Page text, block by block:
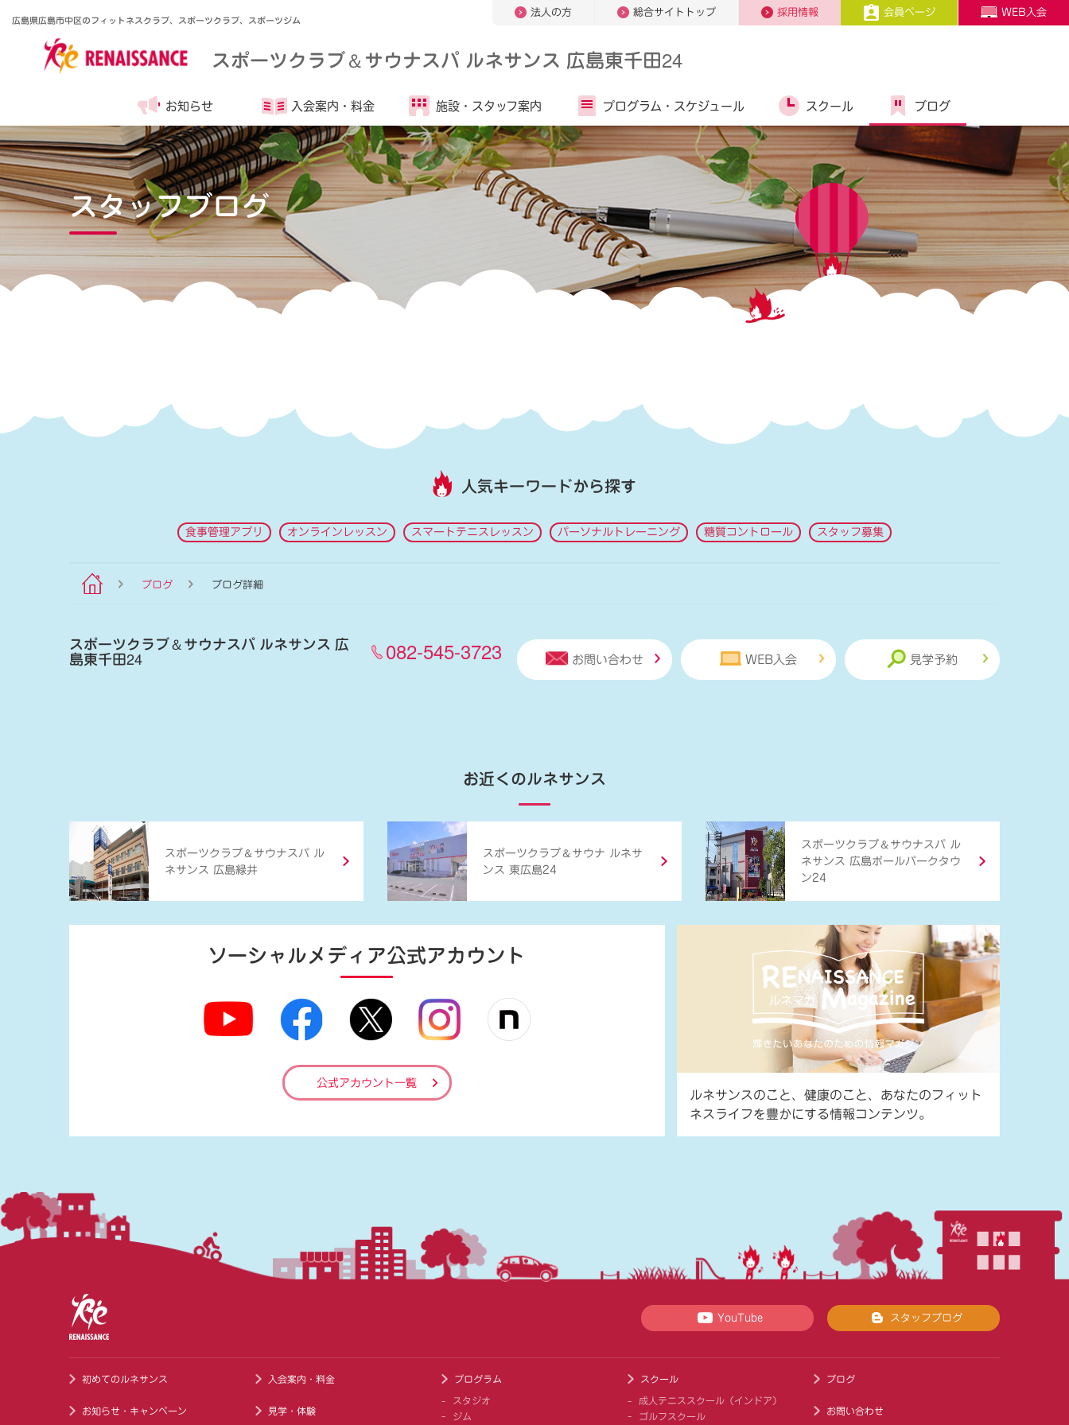
広島県広島市中区のフィットネスクラブ、スポーツクラブ、スポーツジム
法人の方 総合サイトトップ 採用情報 会員ページ WEB入会
スポーツクラブ＆サウナスパ ルネサンス 広島東千田24
お知らせ 入会案内・ 料金 施設・ スタッフ案内 プログラム・ スケジュール スクール ブログ
スタッフブログ
人気キーワードから探す
食事管理アプリ オンラインレッスン スマートテニスレッスン パーソナルトレーニング 糖質コントロール スタッフ募集
ブログ ブログ詳細
スポーツクラブ＆サウナスパ ルネサンス 広
島東千田24 082-545-3723 お問い合わせ WEB入会 見学予約
お近くのルネサンス
スポーツクラブ ＆ サウナスパ ル
ネサンス 広島緑井
スポーツクラブ ＆ サウナ ルネサ
ンス 東広島24
スポーツクラブ ＆ サウナスパ ル
ネサンス 広島ボールパークタウ
ン24
ソーシャルメディア公式アカウント
公式アカウント一覧
ルネサンスのこと、健康のこと、あなたのフィット
ネスライフを豊かにする情報コンテンツ。
YouTube スタッフブログ
初めてのルネサンス
お知らせ・キャンペーン
入会案内・料金
見学・体験
プログラム
スタジオ
ジム
スクール
成人テニススクール（インドア）
ゴルフスクール
ブログ
お問い合わせ